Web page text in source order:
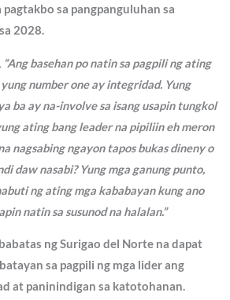
sa pangpanguluhan sa
2028.
“Ang basehan po natin sa pagpili ng ating
number one ay integridad. Yung
ba ay na-involve sa isang usapin tungkol
ating bang leader na pipiliin eh meron
nagsabing ngayon tapos bukas dineny o
daw nasabi? Yung mga ganung punto,
ng ating mga kababayan kung ano
natin sa susunod na halalan.”
ng Surigao del Norte na dapat
sa pagpili ng mga lider ang
at paninindigan sa katotohanan.